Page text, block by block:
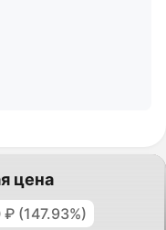
цена
(147.93%)